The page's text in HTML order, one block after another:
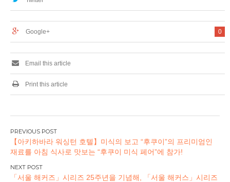
회사】
0
Google+
Email this article
Print this article
글
탐
색
【아키하바라 워싱턴 호텔】미식의 보고 “후쿠이”의 프리미엄인
재료를 아침 식사로 맛보는 “후쿠이 미식 페어”에 참가!
「서울 해커즈」시리즈 25주년을 기념해, 「서울 해커스」시리즈